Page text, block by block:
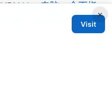
Vpn电脑：全面指
网、跨区域访问与隐
×
Visit